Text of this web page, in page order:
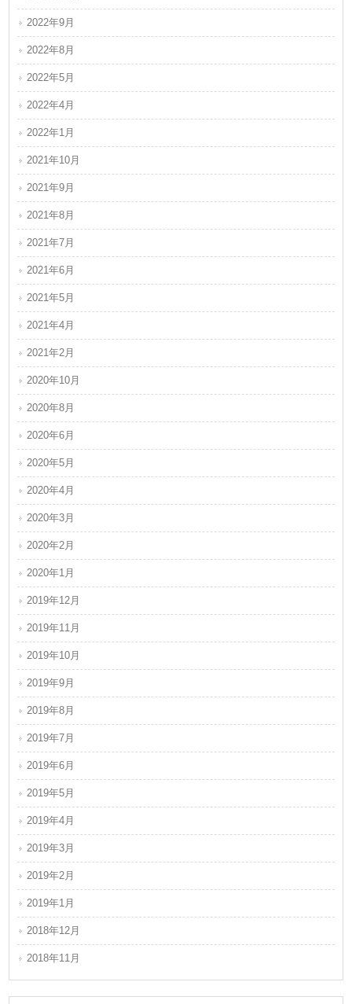
2022年9月
2022年8月
2022年5月
2022年4月
2022年1月
2021年10月
2021年9月
2021年8月
2021年7月
2021年6月
2021年5月
2021年4月
2021年2月
2020年10月
2020年8月
2020年6月
2020年5月
2020年4月
2020年3月
2020年2月
2020年1月
2019年12月
2019年11月
2019年10月
2019年9月
2019年8月
2019年7月
2019年6月
2019年5月
2019年4月
2019年3月
2019年2月
2019年1月
2018年12月
2018年11月